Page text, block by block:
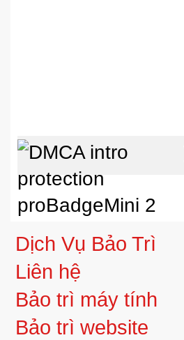
Dịch Vụ Bảo Trì
Liên hệ
Bảo trì máy tính
Bảo trì website